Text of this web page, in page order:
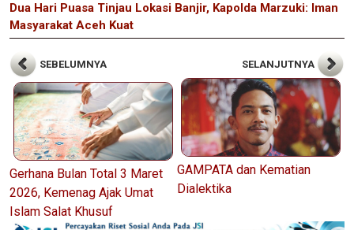
Dua Hari Puasa Tinjau Lokasi Banjir, Kapolda Marzuki: Iman
Masyarakat Aceh Kuat
SEBELUMNYA
Gerhana Bulan Total 3 Maret
2026, Kemenag Ajak Umat
Islam Salat Khusuf
SELANJUTNYA
GAMPATA dan Kematian
Dialektika